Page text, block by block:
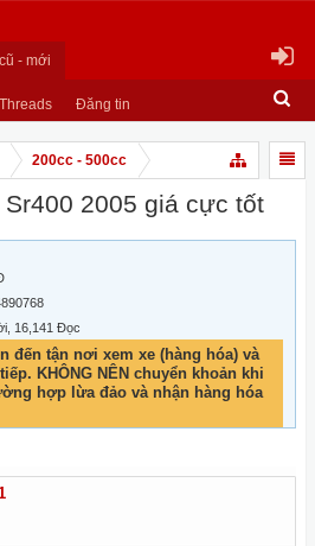
- mới
Đăng tin
200cc - 500cc
2005 giá cực tốt
16,141 Đọc
đến tận nơi xem xe (hàng hóa) và
KHÔNG NÊN chuyển khoản khi
hợp lừa đảo và nhận hàng hóa